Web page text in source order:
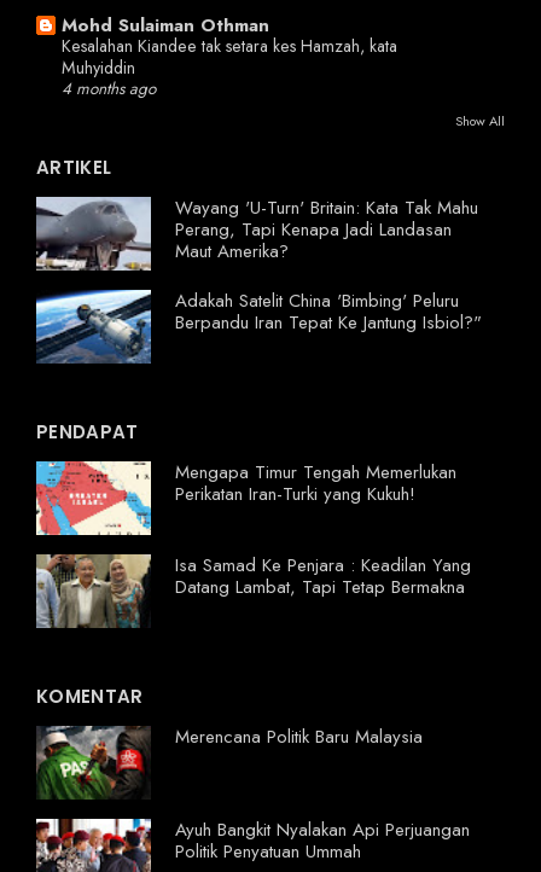
Mohd Sulaiman Othman
Kesalahan Kiandee tak setara kes Hamzah, kata
Muhyiddin
4 months ago
Show All
ARTIKEL
Wayang 'U-Turn' Britain: Kata Tak Mahu
Perang, Tapi Kenapa Jadi Landasan
Maut Amerika?
Adakah Satelit China 'Bimbing' Peluru
Berpandu Iran Tepat Ke Jantung Isbiol?"
PENDAPAT
Mengapa Timur Tengah Memerlukan
Perikatan Iran-Turki yang Kukuh!
Isa Samad Ke Penjara : Keadilan Yang
Datang Lambat, Tapi Tetap Bermakna
KOMENTAR
Merencana Politik Baru Malaysia
Ayuh Bangkit Nyalakan Api Perjuangan
Politik Penyatuan Ummah